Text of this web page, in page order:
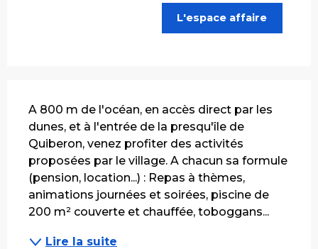
A 800 m de l'océan, en accès direct par les
dunes, et à l'entrée de la presqu'île de
Quiberon, venez profiter des activités
proposées par le village. A chacun sa formule
(pension, location...) : Repas à thèmes,
animations journées et soirées, piscine de
200 m² couverte et chauffée, toboggans...
Lire la suite
L'espace affaire